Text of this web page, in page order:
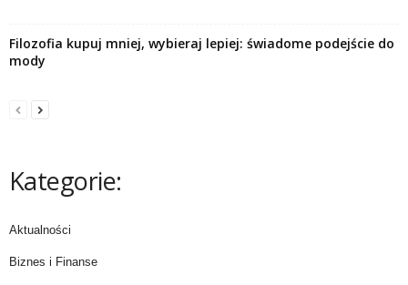
Filozofia kupuj mniej, wybieraj lepiej: świadome podejście do
mody
Kategorie:
Aktualności
Biznes i Finanse